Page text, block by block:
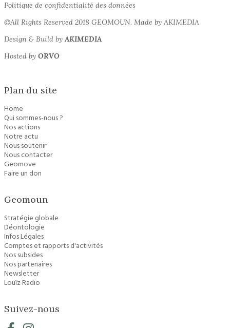
Politique de confidentialité des données
©All Rights Reserved 2018 GEOMOUN. Made by AKIMEDIA
Design & Build by AKIMEDIA
Hosted by ORVO
Plan du site
Home
Qui sommes-nous ?
Nos actions
Notre actu
Nous soutenir
Nous contacter
Geomove
Faire un don
Geomoun
Stratégie globale
Déontologie
Infos Légales
Comptes et rapports d'activités
Nos subsides
Nos partenaires
Newsletter
Louïz Radio
Suivez-nous